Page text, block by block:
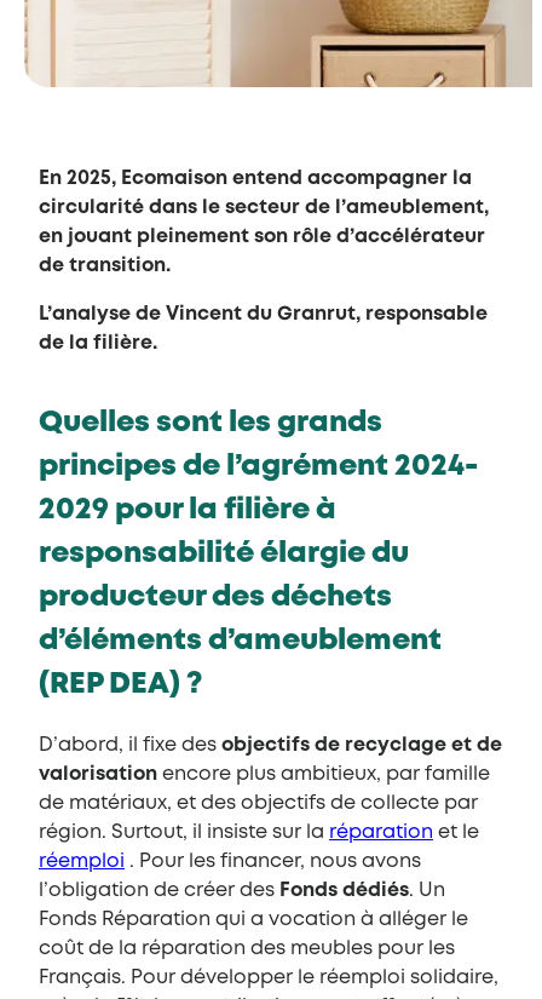
En 2025, Ecomaison entend accompagner la
circularité dans le secteur de l’ameublement,
en jouant pleinement son rôle d’accélérateur
de transition.
L’analyse de Vincent du Granrut, responsable
de la filière.
Quelles sont les grands
principes de l’agrément 2024-
2029 pour la filière à
responsabilité élargie du
producteur des déchets
d’éléments d’ameublement
(REP DEA) ?
D’abord, il fixe des objectifs de recyclage et de
valorisation encore plus ambitieux, par famille
de matériaux, et des objectifs de collecte par
région. Surtout, il insiste sur la réparation et le
réemploi . Pour les financer, nous avons
l’obligation de créer des Fonds dédiés. Un
Fonds Réparation qui a vocation à alléger le
coût de la réparation des meubles pour les
Français. Pour développer le réemploi solidaire,